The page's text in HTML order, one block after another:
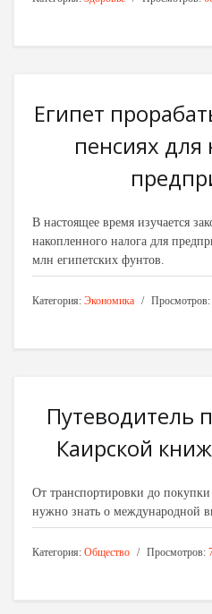
Египет
пенсиях
В настоящее время изучается
накопленного налога для
млн египетских фунтов.
Категория: Экономика Просмотров:
Путеводитель
Каирской
От транспортировки до покупки
нужно знать о международной
Категория: Общество Просмотров: